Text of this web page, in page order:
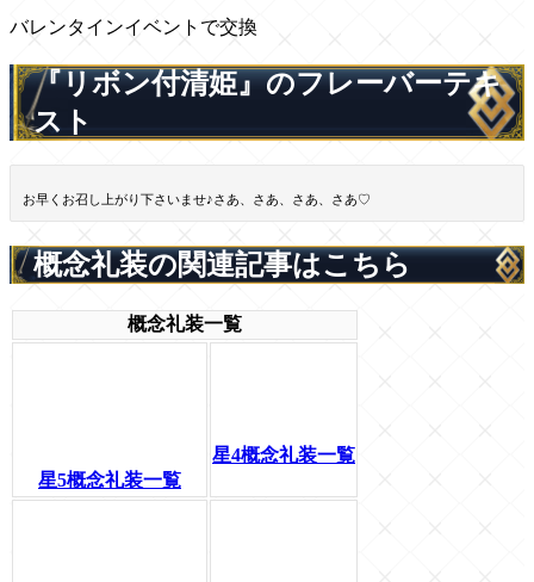
バレンタインイベントで交換
『リボン付清姫』のフレーバーテキ
スト
お早くお召し上がり下さいませ♪さあ、さあ、さあ、さあ♡
概念礼装の関連記事はこちら
概念礼装一覧
星5概念礼装一覧
星4概念礼装一覧